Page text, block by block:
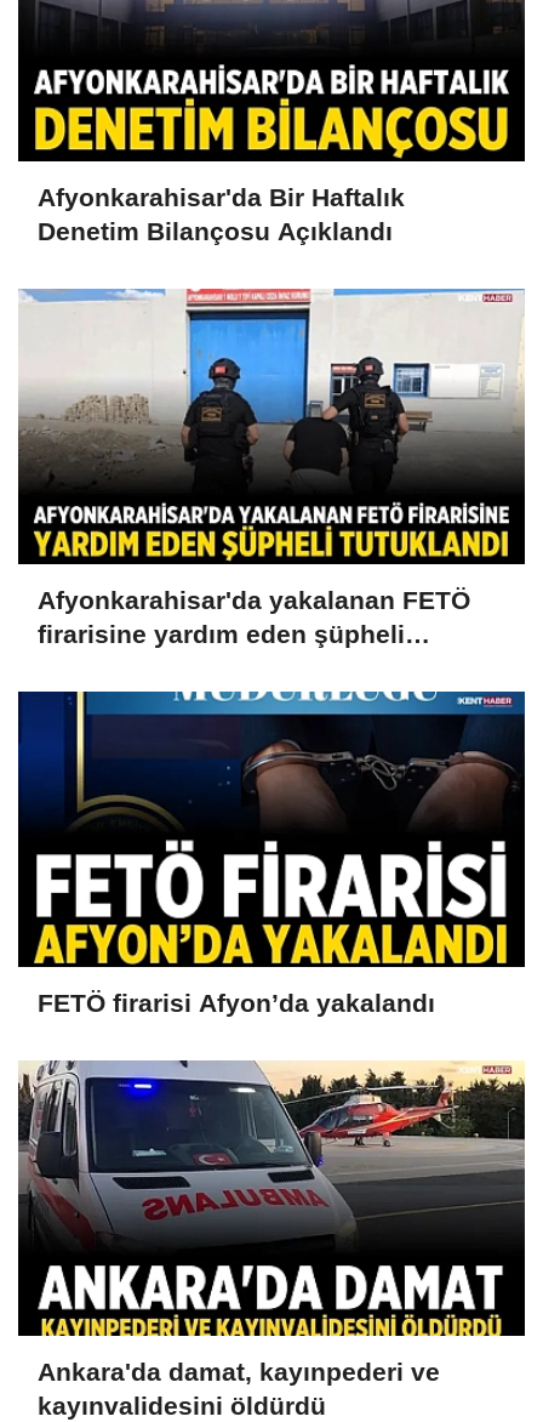
Afyonkarahisar'da Bir Haftalık
Denetim Bilançosu Açıklandı
Afyonkarahisar'da yakalanan FETÖ
firarisine yardım eden şüpheli
FETÖ firarisi Afyon’da yakalandı
Ankara'da damat, kayınpederi ve
kayınvalidesini öldürdü